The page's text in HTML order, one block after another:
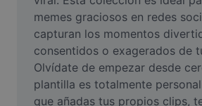
AI People Remover
AI Inpainting
Face Cutout
memes graciosos en redes
capturan los momentos
consentidos o exagerados de
Olvídate de empezar desde
plantilla es totalmente
que añadas tus propios clips,